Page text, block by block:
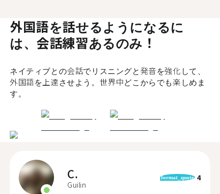
外国語を話せるようになるに
は、会話練習あるのみ！
ネイティブとの会話でリスニングと発音を強化して、
外国語を上達させよう。世界中どこからでも楽しめま
す。
C.
Guilin
format_quote 4